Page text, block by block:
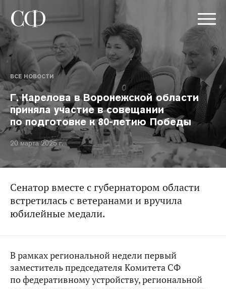
ВСЕ НОВОСТИ
Г. Карелова в Воронежской области
приняла участие в совещании
по подготовке к 80-летию Победы
20 марта 2025 г.
Сенатор вместе с губернатором области
встретилась с ветеранами и вручила
юбилейные медали.
В рамках региональной недели первый
заместитель председателя Комитета СФ
по федеративному устройству, региональной